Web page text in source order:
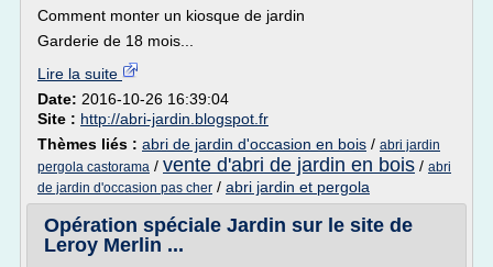
Comment monter un kiosque de jardin
Garderie de 18 mois...
Lire la suite
Date: 2016-10-26 16:39:04
Site : http://abri-jardin.blogspot.fr
Thèmes liés : abri de jardin d'occasion en bois / abri jardin
pergola castorama / vente d'abri de jardin en bois / abri
de jardin d'occasion pas cher / abri jardin et pergola
Opération spéciale Jardin sur le site de
Leroy Merlin ...